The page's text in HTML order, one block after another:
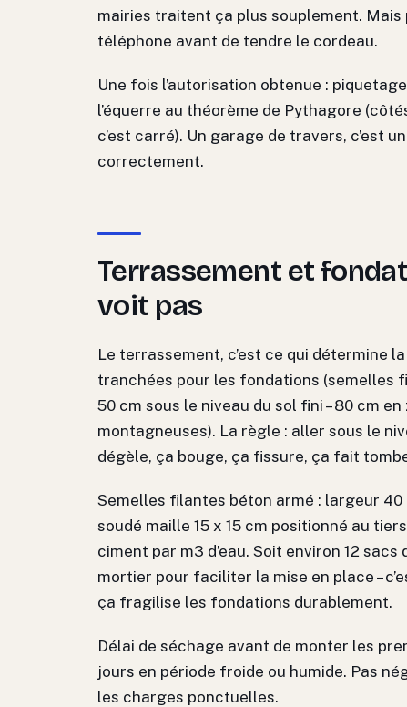
mairies traitent ça plus souplement.
téléphone avant de tendre le cordeau.
Une fois l’autorisation obtenue :
l’équerre au théorème de Pythagore
c’est carré). Un garage de travers, c’est
correctement.
Terrassement et
voit pas
Le terrassement, c’est ce qui détermine
tranchées pour les fondations (semelles
50 cm sous le niveau du sol fini – 80 cm
montagneuses). La règle : aller sous le
dégèle, ça bouge, ça fissure, ça fait
Semelles filantes béton armé : largeur
soudé maille 15 x 15 cm positionné au
ciment par m3 d’eau. Soit environ 12
mortier pour faciliter la mise en place –
ça fragilise les fondations durablement.
Délai de séchage avant de monter les
jours en période froide ou humide. Pas
les charges ponctuelles.